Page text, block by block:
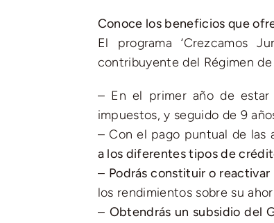
Conoce los beneficios que
El programa ‘Crezcamos
contribuyente del Régimen
– En el primer año de estar
impuestos, y seguido de 9
– Con el pago puntual de las
a los diferentes tipos de
– Podrás constituir o reactivar
los rendimientos sobre su
– Obtendrás un subsidio del